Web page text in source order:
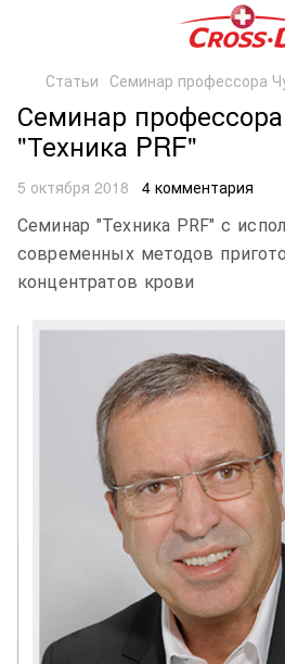
Статьи Семинар профессора
Семинар
"Техника PRF"
5 октября 2018 4 комментария
Семинар "Техника PRF" с
современных методов
концентратов крови